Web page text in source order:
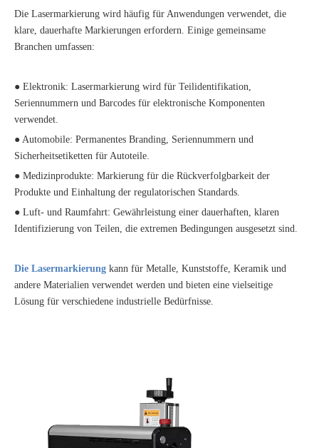
Die Lasermarkierung wird häufig für Anwendungen verwendet, die
klare, dauerhafte Markierungen erfordern. Einige gemeinsame
Branchen umfassen:
● Elektronik: Lasermarkierung wird für Teilidentifikation,
Seriennummern und Barcodes für elektronische Komponenten
verwendet.
● Automobile: Permanentes Branding, Seriennummern und
Sicherheitsetiketten für Autoteile.
● Medizinprodukte: Markierung für die Rückverfolgbarkeit der
Produkte und Einhaltung der regulatorischen Standards.
● Luft- und Raumfahrt: Gewährleistung einer dauerhaften, klaren
Identifizierung von Teilen, die extremen Bedingungen ausgesetzt sind.
Die Lasermarkierung kann für Metalle, Kunststoffe, Keramik und
andere Materialien verwendet werden und bieten eine vielseitige
Lösung für verschiedene industrielle Bedürfnisse.